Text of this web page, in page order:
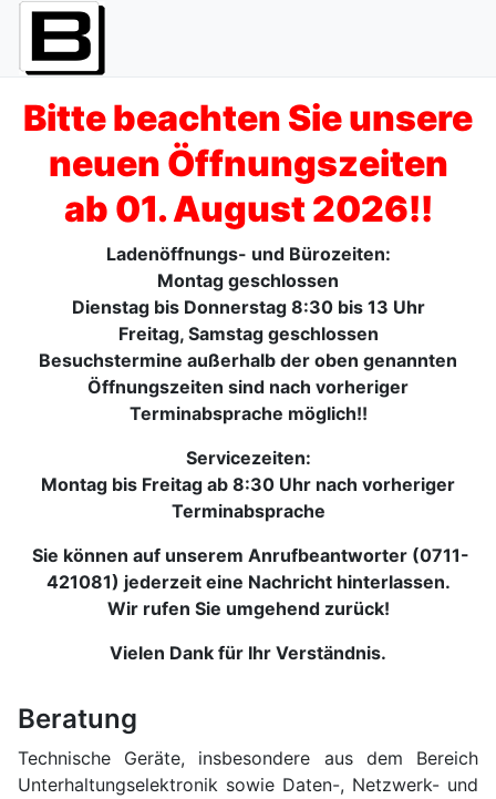
Bitte beachten Sie unsere
neuen Öffnungszeiten
ab 01. August 2026!!
Ladenöffnungs- und Bürozeiten:
Montag geschlossen
Dienstag bis Donnerstag 8:30 bis 13 Uhr
Freitag, Samstag geschlossen
Besuchstermine außerhalb der oben genannten
Öffnungszeiten sind nach vorheriger
Terminabsprache möglich!!
Servicezeiten:
Montag bis Freitag ab 8:30 Uhr nach vorheriger
Terminabsprache
Sie können auf unserem Anrufbeantworter (0711-
421081) jederzeit eine Nachricht hinterlassen.
Wir rufen Sie umgehend zurück!
Vielen Dank für Ihr Verständnis.
Beratung
Technische Geräte, insbesondere aus dem Bereich
Unterhaltungselektronik sowie Daten-, Netzwerk- und